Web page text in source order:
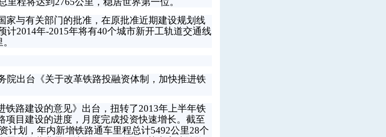
与有关部门的批准，在原批准近期建设规划线
2014年-2015年将有40个城市新开工轨道交通线
出台《关于改革铁路投融资体制，加快推进铁
路建设的意见》出台，扭转了2013年上半年铁
目建设的进度，月度完成投资快速增长。截至
计划，年内新增铁路通车里程总计5492公里28个